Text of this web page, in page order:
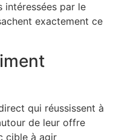
intéressées par le
exactement ce
qui réussissent à
de leur offre
cible à agir